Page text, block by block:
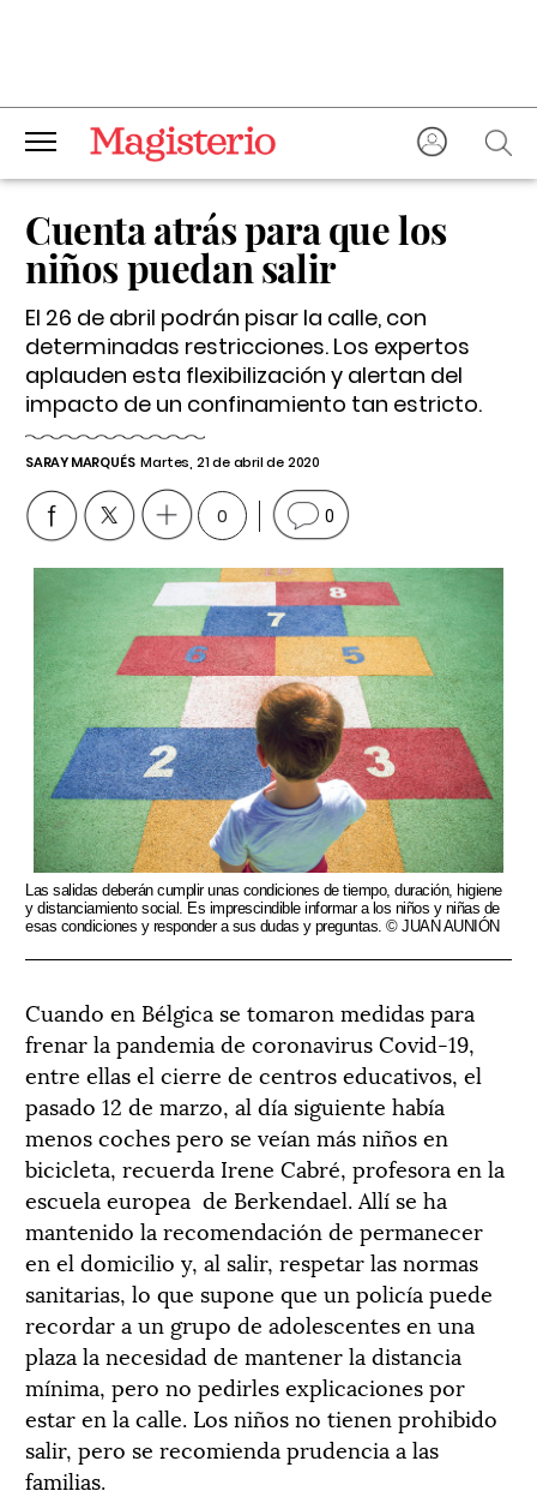
Cuenta atrás para que los
niños puedan salir
El 26 de abril podrán pisar la calle, con
determinadas restricciones. Los expertos
aplauden esta flexibilización y alertan del
impacto de un confinamiento tan estricto.
SARAY MARQUÉS Martes, 21 de abril de 2020
0 0
Las salidas deberán cumplir unas condiciones de tiempo, duración, higiene
y distanciamiento social. Es imprescindible informar a los niños y niñas de
esas condiciones y responder a sus dudas y preguntas. © JUAN AUNIÓN
Cuando en Bélgica se tomaron medidas para
frenar la pandemia de coronavirus Covid-19,
entre ellas el cierre de centros educativos, el
pasado 12 de marzo, al día siguiente había
menos coches pero se veían más niños en
bicicleta, recuerda Irene Cabré, profesora en la
escuela europea de Berkendael. Allí se ha
mantenido la recomendación de permanecer
en el domicilio y, al salir, respetar las normas
sanitarias, lo que supone que un policía puede
recordar a un grupo de adolescentes en una
plaza la necesidad de mantener la distancia
mínima, pero no pedirles explicaciones por
estar en la calle. Los niños no tienen prohibido
salir, pero se recomienda prudencia a las
familias.